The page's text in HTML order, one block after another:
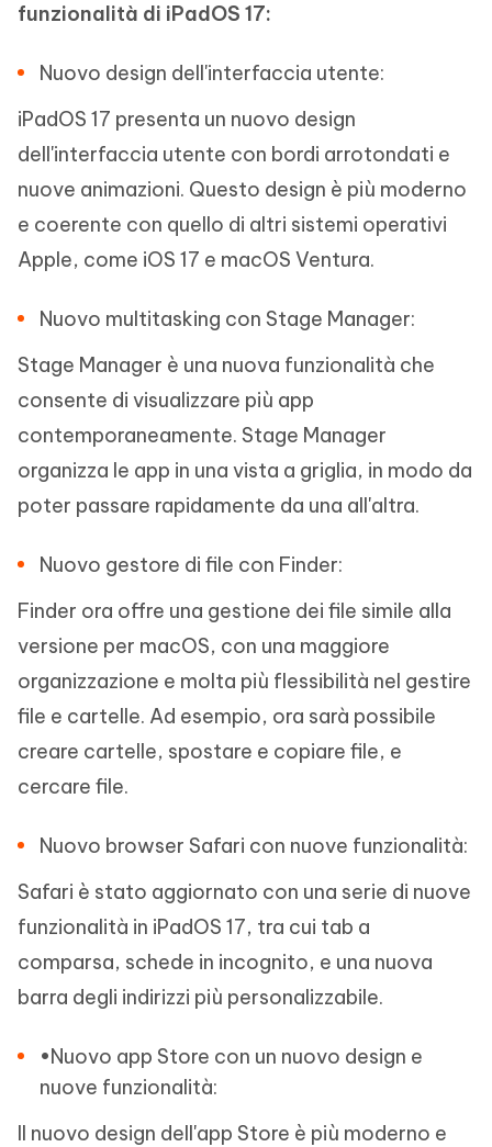
funzionalità di iPadOS 17:
Nuovo design dell'interfaccia utente:
iPadOS 17 presenta un nuovo design
dell'interfaccia utente con bordi arrotondati e
nuove animazioni. Questo design è più moderno
e coerente con quello di altri sistemi operativi
Apple, come iOS 17 e macOS Ventura.
Nuovo multitasking con Stage Manager:
Stage Manager è una nuova funzionalità che
consente di visualizzare più app
contemporaneamente. Stage Manager
organizza le app in una vista a griglia, in modo da
poter passare rapidamente da una all'altra.
Nuovo gestore di file con Finder:
Finder ora offre una gestione dei file simile alla
versione per macOS, con una maggiore
organizzazione e molta più flessibilità nel gestire
file e cartelle. Ad esempio, ora sarà possibile
creare cartelle, spostare e copiare file, e
cercare file.
Nuovo browser Safari con nuove funzionalità:
Safari è stato aggiornato con una serie di nuove
funzionalità in iPadOS 17, tra cui tab a
comparsa, schede in incognito, e una nuova
barra degli indirizzi più personalizzabile.
•Nuovo app Store con un nuovo design e
nuove funzionalità:
Il nuovo design dell'app Store è più moderno e